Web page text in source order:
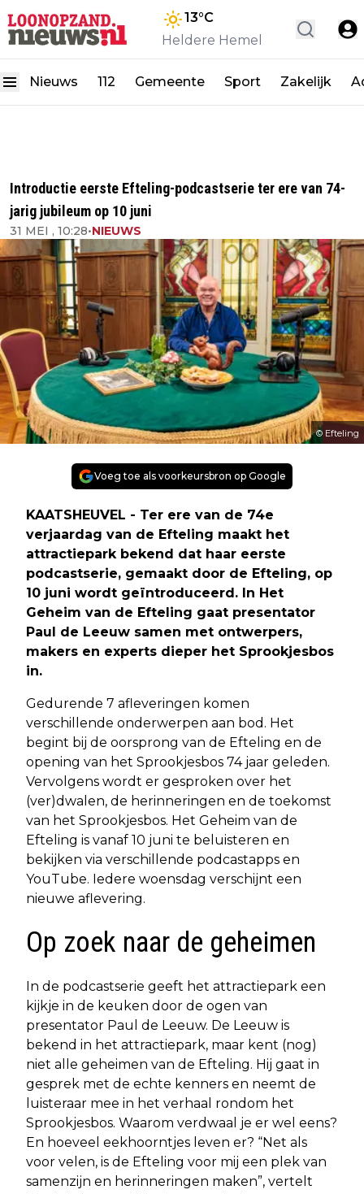
13°C
Heldere Hemel
Nieuws 112 Gemeente Sport Zakelijk
Introductie eerste Efteling-podcastserie ter ere van 74-
jarig jubileum op 10 juni
31 MEI , 10:28•NIEUWS
© Efteling
Voeg toe als voorkeursbron op Google
KAATSHEUVEL - Ter ere van de 74e
verjaardag van de Efteling maakt het
attractiepark bekend dat haar eerste
podcastserie, gemaakt door de Efteling, op
10 juni wordt geïntroduceerd. In Het
Geheim van de Efteling gaat presentator
Paul de Leeuw samen met ontwerpers,
makers en experts dieper het Sprookjesbos
in.
Gedurende 7 afleveringen komen
verschillende onderwerpen aan bod. Het
begint bij de oorsprong van de Efteling en de
opening van het Sprookjesbos 74 jaar geleden.
Vervolgens wordt er gesproken over het
(ver)dwalen, de herinneringen en de toekomst
van het Sprookjesbos. Het Geheim van de
Efteling is vanaf 10 juni te beluisteren en
bekijken via verschillende podcastapps en
YouTube. Iedere woensdag verschijnt een
nieuwe aflevering.
Op zoek naar de geheimen
In de podcastserie geeft het attractiepark een
kijkje in de keuken door de ogen van
presentator Paul de Leeuw. De Leeuw is
bekend in het attractiepark, maar kent (nog)
niet alle geheimen van de Efteling. Hij gaat in
gesprek met de echte kenners en neemt de
luisteraar mee in het verhaal rondom het
Sprookjesbos. Waarom verdwaal je er wel eens?
En hoeveel eekhoorntjes leven er? “Net als
voor velen, is de Efteling voor mij een plek van
samenzijn en herinneringen maken”, vertelt